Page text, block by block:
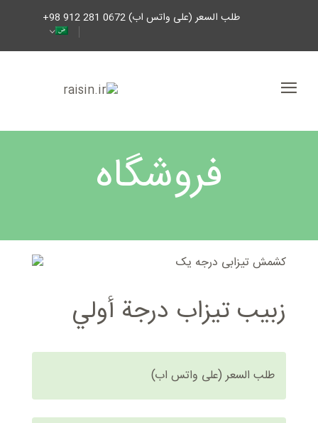
طلب السعر (على واتس اب) 0672 281 912 98+
فروشگاه
زبیب تیزاب درجة أولي
طلب السعر (على واتس اب)